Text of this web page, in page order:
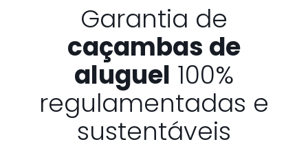
Garantia de
caçambas de
aluguel 100%
regulamentadas e
sustentáveis